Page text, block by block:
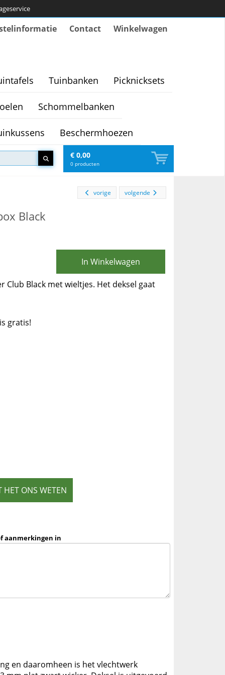
Contact Winkelwagen
Tuinbanken Picknicksets
Schommelbanken
Beschermhoezen
€ 0,00
0 producten
volgende
vorige
Black
In Winkelwagen
Club Black met wieltjes. Het deksel gaat
gratis!
HET ONS WETEN
aanmerkingen in
en daaromheen is het vlechtwerk